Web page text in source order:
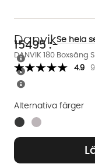
DANVIK 180 Boxsäng
DanvikSe hela
4.9
15495 :-
Alternativa färger
Finns även i dessa